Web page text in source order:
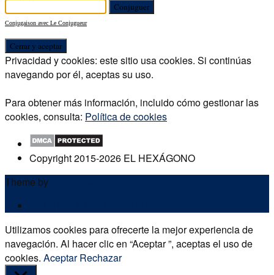
Conjugaison avec Le Conjugueur
Privacidad y cookies: este sitio usa cookies. Si continúas
navegando por él, aceptas su uso.
Para obtener más información, incluido cómo gestionar las
cookies, consulta: Política de cookies
Copyright 2015-2026 EL HEXÁGONO
Theme by
Utilizamos cookies para ofrecerte la mejor experiencia de
navegación. Al hacer clic en “Aceptar ”, aceptas el uso de
cookies. Aceptar Rechazar